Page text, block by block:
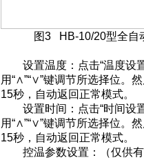
图3 HB-10/20型全自
设置温度：点击“温度设置
用“∧”“∨”键调节所选择位。
15秒，自动返回正常模式。
设置时间：点击“时间设置
用“∧”“∨”键调节所选择位。
15秒，自动返回正常模式。
控温参数设置：（仅供有